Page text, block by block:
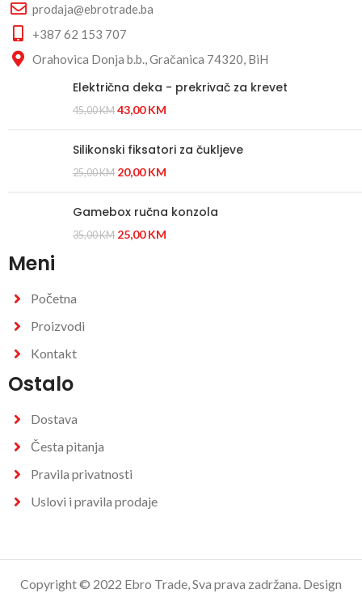
prodaja@ebrotrade.ba
+387 62 153 707
Orahovica Donja b.b., Gračanica 74320, BiH
Električna deka - prekrivač za krevet
45,00KM 43,00KM
Silikonski fiksatori za čukljeve
25,00KM 20,00KM
Gamebox ručna konzola
35,00KM 25,00KM
Meni
Početna
Proizvodi
Kontakt
Ostalo
Dostava
Česta pitanja
Pravila privatnosti
Uslovi i pravila prodaje
Copyright © 2022 Ebro Trade, Sva prava zadržana. Design